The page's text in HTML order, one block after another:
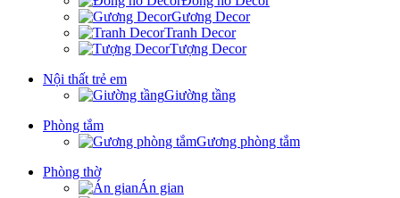
Gương Decor
Tranh Decor
Tượng Decor
Nội thất trẻ em
Giường tầng
Phòng tắm
Gương phòng tắm
Phòng thờ
Án gian